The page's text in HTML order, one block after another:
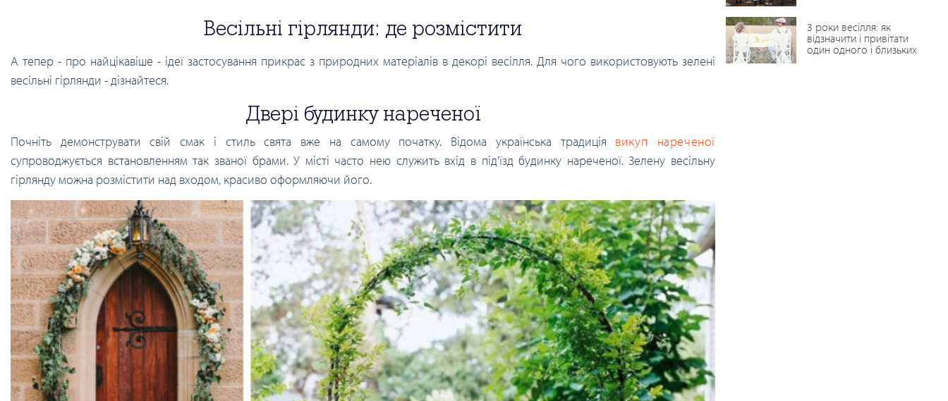
Весільні гірлянди: де розмістити
А тепер - про найцікавіше - ідеї застосування прикрас з природних матеріалів в декорі весілля. Для чого використовують зелені
весільні гірлянди - дізнайтеся.
Двері будинку нареченої
Почніть демонструвати свій смак і стиль свята вже на самому початку. Відома українська традиція викуп нареченої
супроводжується встановленням так званої брами. У місті часто нею служить вхід в під'їзд будинку нареченої. Зелену весільну
гірлянду можна розмістити над входом, красиво оформляючи його.
3 роки весілля: як
відзначити і привітати
один одного і близьких